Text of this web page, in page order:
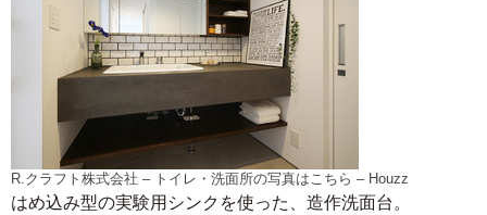
R.クラフト株式会社 – トイレ・洗面所の写真はこちら – Houzz
はめ込み型の実験用シンクを使った、造作洗面台。